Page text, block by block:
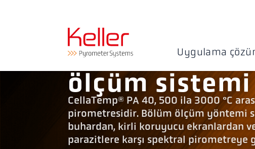
Uygulama
ölçüm
CellaTemp® PA 40, 500 ila 3000 °C
pirometresidir. Bölüm ölçüm yöntemi
buhardan, kirli koruyucu ekranlardan
parazitlere karşı spektral pirometreye